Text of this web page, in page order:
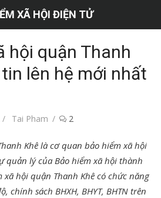
XÃ HỘI ĐIỆN TỬ
hội quận Thanh
lên hệ mới nhất
Tác
Tai Pham 2
Khê là cơ quan bảo hiểm xã hội
quản lý của Bảo hiểm xã hội thành
hội quận Thanh Khê có chức năng
chính sách BHXH, BHYT, BHTN trên